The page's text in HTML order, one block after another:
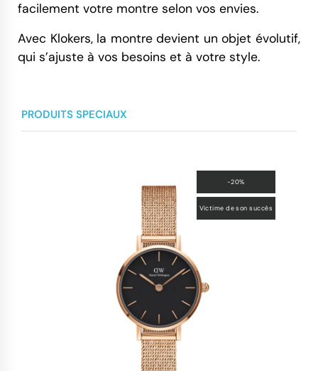
facilement votre montre selon vos envies.
Avec Klokers, la montre devient un objet évolutif,
qui s’ajuste à vos besoins et à votre style.
PRODUITS SPECIAUX
-20%
Victime de son succès